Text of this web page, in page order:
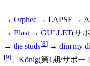
→ Orphee → LAPSE →
→ Blast → GULLET(サ
→ the studs[8] → dim my
[9] König(第1期/サポー